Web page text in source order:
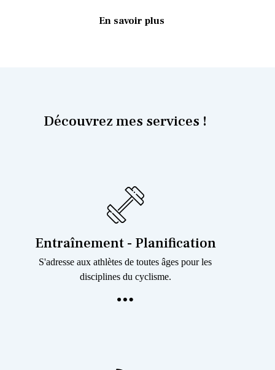
En savoir plus
Découvrez mes services !
Entraînement - Planification
S'adresse aux athlètes de toutes âges pour les
disciplines du cyclisme.